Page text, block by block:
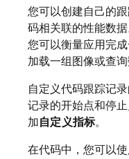
您可以创建自己的
码相关联的性能数
您可以衡量应用完
加载一组图像或查询
自定义代码跟踪记
记录的开始点和停
加自定义指标。
在代码中，您可以